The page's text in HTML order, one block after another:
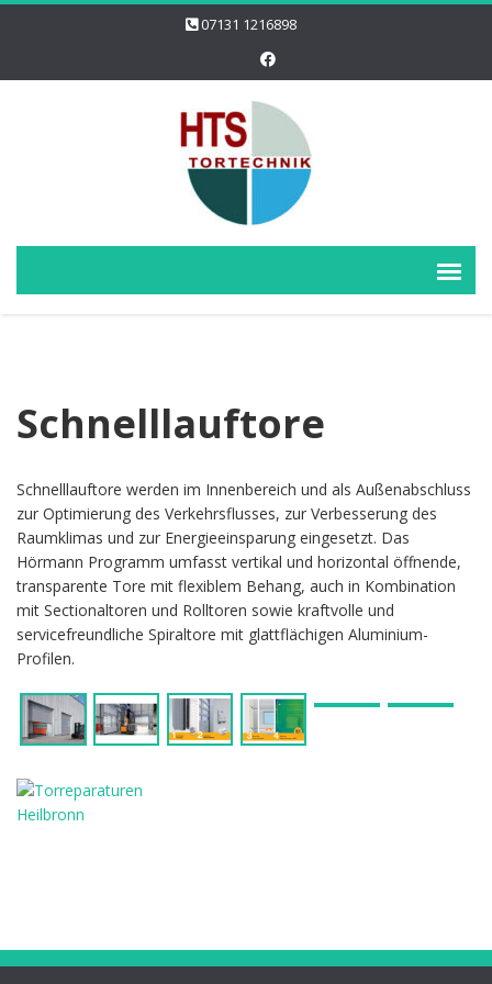
07131 1216898
Schnelllauftore
Schnelllauftore werden im Innenbereich und als Außenabschluss
zur Optimierung des Verkehrsflusses, zur Verbesserung des
Raumklimas und zur Energieeinsparung eingesetzt. Das
Hörmann Programm umfasst vertikal und horizontal öffnende,
transparente Tore mit flexiblem Behang, auch in Kombination
mit Sectionaltoren und Rolltoren sowie kraftvolle und
servicefreundliche Spiraltore mit glattflächigen Aluminium-
Profilen.